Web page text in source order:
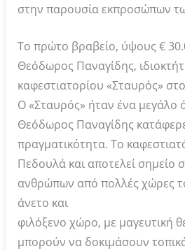
στην παρουσία εκπροσώπων
Το πρώτο βραβείο, ύψους €
Θεόδωρος Παναγίδης,
καφεστιατορίου «Σταυρός»
Ο «Σταυρός» ήταν ένα μεγάλο
Θεόδωρος Παναγίδης
πραγματικότητα. Το
Πεδουλά και αποτελεί σημείο
ανθρώπων από πολλές χώρες
άνετο και
φιλόξενο χώρο, με μαγευτική
μπορούν να δοκιμάσουν